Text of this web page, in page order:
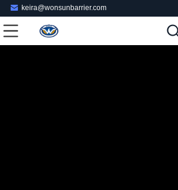
keira@wonsunbarrier.com